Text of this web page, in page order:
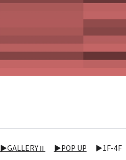
▶GALLERYⅡ ▶POP UP ▶1F-4F